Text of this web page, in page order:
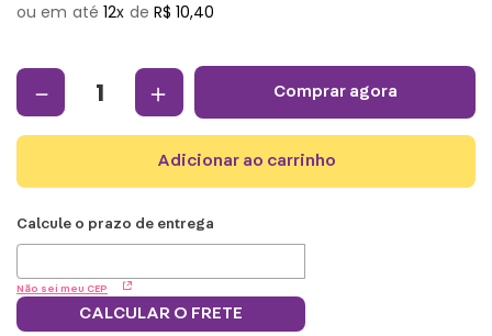
12 R$ 10,40
＋
－ comprar agora
adicionar ao carrinho
Não sei meu CEP
CALCULAR O FRETE